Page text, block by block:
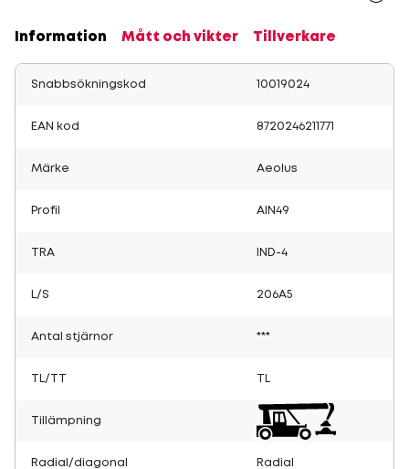
Information Mått och vikter Tillverkare
Snabbsökningskod 10019024
EAN kod 8720246211771
Märke Aeolus
Profil AIN49
TRA IND-4
L/S 206A5
Antal stjärnor ***
TL/TT
Tillämpning
Radial/diagonal Radial